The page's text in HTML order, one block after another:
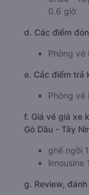
0.6 giờ
d. Các điểm
Phòng vé
e. Các điểm trả
Phòng vé
f. Giá vé giá xe
Gò Dầu - Tây
ghế ngồi
limousine
g. Review,